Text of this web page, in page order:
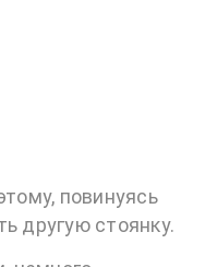
повинуясь
другую стоянку.